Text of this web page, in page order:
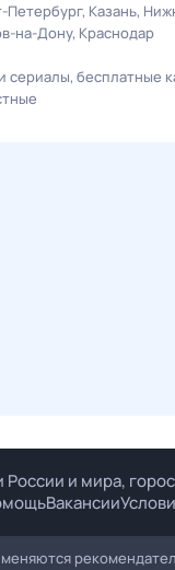
Петербург Казань
на-Дону Краснодар
сериалы бесплатные
и мира,
Вакансии